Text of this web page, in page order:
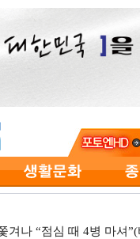
겨나 “점심 때 4병 마셔